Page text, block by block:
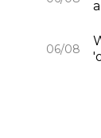
06/08